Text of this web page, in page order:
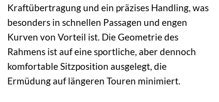
Kraftübertragung und ein präzises Handling, was
besonders in schnellen Passagen und engen
Kurven von Vorteil ist. Die Geometrie des
Rahmens ist auf eine sportliche, aber dennoch
komfortable Sitzposition ausgelegt, die
Ermüdung auf längeren Touren minimiert.